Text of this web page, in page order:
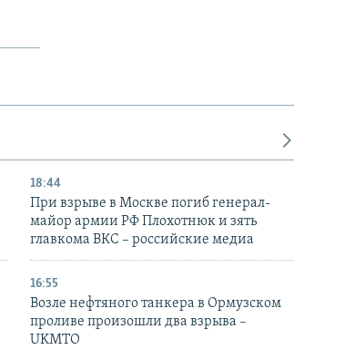
18:44
При взрыве в Москве погиб генерал-
майор армии РФ Плохотнюк и зять
главкома ВКС – российские медиа
16:55
Возле нефтяного танкера в Ормузском
проливе произошли два взрыва –
UKMTO